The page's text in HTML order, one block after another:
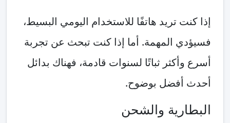
إذا كنت تريد هاتفًا للاستخدام اليومي البسيط،
فسيؤدي المهمة. أما إذا كنت تبحث عن تجربة
أسرع وأكثر ثباتًا لسنوات قادمة، فهناك بدائل
أحدث أفضل بوضوح.
البطارية والشحن